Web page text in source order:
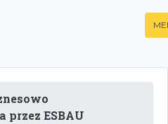
przez ESBAU